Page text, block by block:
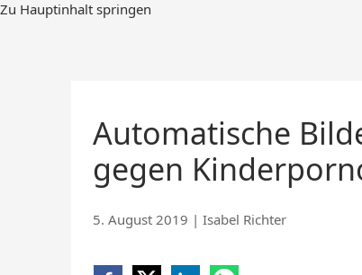
Zum
Zu Hauptinhalt springen
Automatische
gegen
5. August 2019 |Isabel Richter